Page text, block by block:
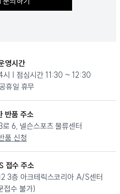
영시간
시 | 점심시간 11:30 ~ 12:30
휴일 휴무
반품 주소
6, 넬슨스포츠 물류센터
품 신청
접수 주소
3층 아크테릭스코리아 A/S센터
접수 불가)